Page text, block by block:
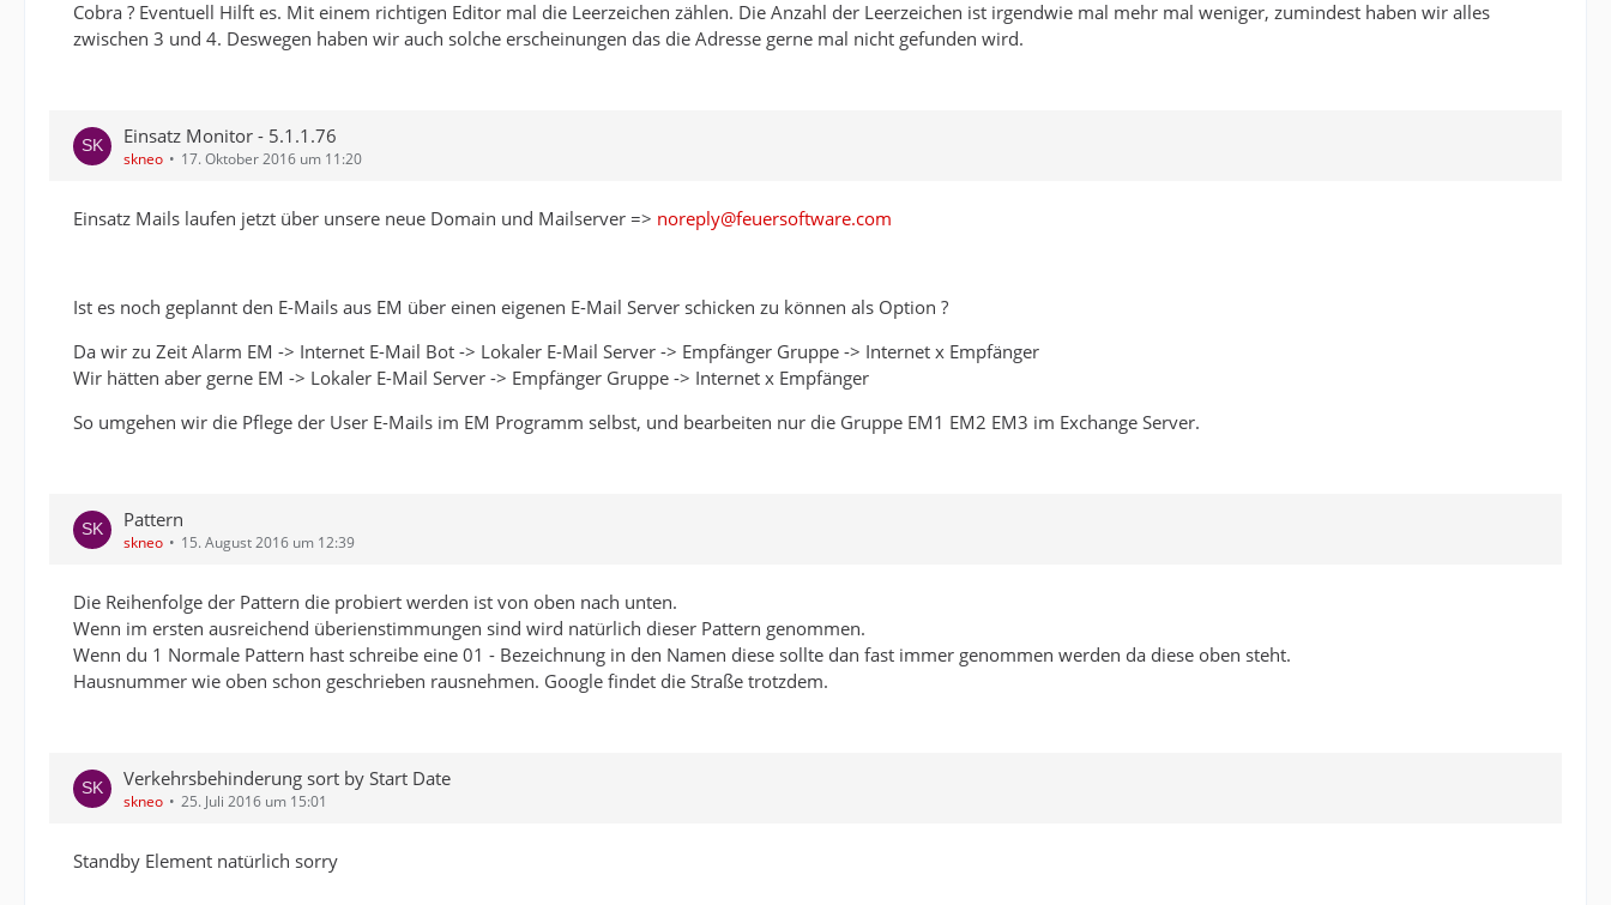
Cobra ? Eventuell Hilft es. Mit einem richtigen Editor mal die Leerzeichen zählen. Die Anzahl der Leerzeichen ist irgendwie mal mehr mal weniger, zumindest haben wir alles
zwischen 3 und 4. Deswegen haben wir auch solche erscheinungen das die Adresse gerne mal nicht gefunden wird.
Einsatz Monitor - 5.1.1.76
skneo 17. Oktober 2016 um 11:20
Einsatz Mails laufen jetzt über unsere neue Domain und Mailserver => noreply@feuersoftware.com
Ist es noch geplannt den E-Mails aus EM über einen eigenen E-Mail Server schicken zu können als Option ?
Da wir zu Zeit Alarm EM -> Internet E-Mail Bot -> Lokaler E-Mail Server -> Empfänger Gruppe -> Internet x Empfänger
Wir hätten aber gerne EM -> Lokaler E-Mail Server -> Empfänger Gruppe -> Internet x Empfänger
So umgehen wir die Pflege der User E-Mails im EM Programm selbst, und bearbeiten nur die Gruppe EM1 EM2 EM3 im Exchange Server.
Pattern
skneo 15. August 2016 um 12:39
Die Reihenfolge der Pattern die probiert werden ist von oben nach unten.
Wenn im ersten ausreichend überienstimmungen sind wird natürlich dieser Pattern genommen.
Wenn du 1 Normale Pattern hast schreibe eine 01 - Bezeichnung in den Namen diese sollte dan fast immer genommen werden da diese oben steht.
Hausnummer wie oben schon geschrieben rausnehmen. Google findet die Straße trotzdem.
Verkehrsbehinderung sort by Start Date
skneo 25. Juli 2016 um 15:01
Standby Element natürlich sorry